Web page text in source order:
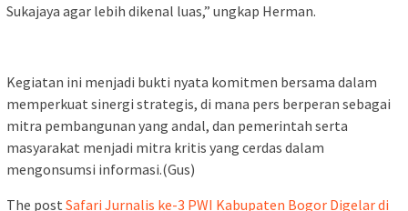
Sukajaya agar lebih dikenal luas,” ungkap Herman.
Kegiatan ini menjadi bukti nyata komitmen bersama dalam
memperkuat sinergi strategis, di mana pers berperan sebagai
mitra pembangunan yang andal, dan pemerintah serta
masyarakat menjadi mitra kritis yang cerdas dalam
mengonsumsi informasi.(Gus)
The post Safari Jurnalis ke-3 PWI Kabupaten Bogor Digelar di